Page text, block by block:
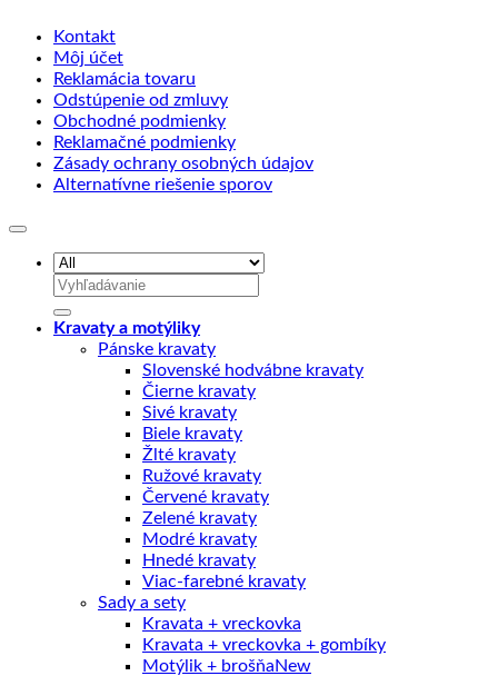
Kontakt
Môj účet
Reklamácia tovaru
Odstúpenie od zmluvy
Obchodné podmienky
Reklamačné podmienky
Zásady ochrany osobných údajov
Alternatívne riešenie sporov
Hľadať:
Kravaty a motýliky
Pánske kravaty
Slovenské hodvábne kravaty
Čierne kravaty
Sivé kravaty
Biele kravaty
Žlté kravaty
Ružové kravaty
Červené kravaty
Zelené kravaty
Modré kravaty
Hnedé kravaty
Viac-farebné kravaty
Sady a sety
Kravata + vreckovka
Kravata + vreckovka + gombíky
Motýlik + brošňa